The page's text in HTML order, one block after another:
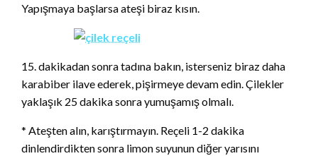
Yapışmaya başlarsa ateşi biraz kısın.
15. dakikadan sonra tadına bakın, isterseniz biraz daha
karabiber ilave ederek, pişirmeye devam edin. Çilekler
yaklaşık 25 dakika sonra yumuşamış olmalı.
* Ateşten alın, karıştırmayın. Reçeli 1-2 dakika
dinlendirdikten sonra limon suyunun diğer yarısını